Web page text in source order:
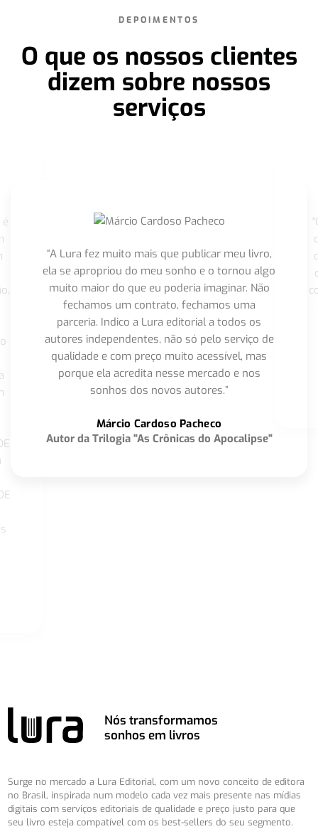
DEPOIMENTOS
O que os nossos clientes
dizem sobre nossos
serviços
“A Lura fez muito mais que publicar meu livro,
ela se apropriou do meu sonho e o tornou algo
muito maior do que eu poderia imaginar. Não
fechamos um contrato, fechamos uma
parceria. Indico a Lura editorial a todos os
autores independentes, não só pelo serviço de
qualidade e com preço muito acessível, mas
porque ela acredita nesse mercado e nos
sonhos dos novos autores.”
Márcio Cardoso Pacheco
Autor da Trilogia "As Crônicas do Apocalipse"
Nós transformamos
sonhos em livros
Surge no mercado a Lura Editorial, com um novo conceito de editora
no Brasil, inspirada num modelo cada vez mais presente nas mídias
digitais com serviços editoriais de qualidade e preço justo para que
seu livro esteja compatível com os best-sellers do seu segmento.